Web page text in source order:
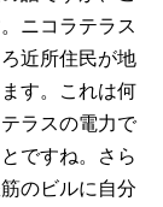
ニコラテラス
近所住民が地
す。これは何
ラスの電力で
ですね。さら
のビルに自分